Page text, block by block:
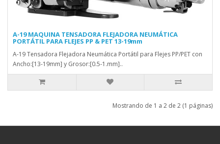
A-19 MAQUINA TENSADORA FLEJADORA NEUMÁTICA
PORTÁTIL PARA FLEJES PP & PET 13-19mm
A-19 Tensadora Flejadora Neumática Portátil para Flejes PP/PET con
Ancho:[13-19mm] y Grosor:[0.5-1.mm]..
Mostrando de 1 a 2 de 2 (1 páginas)